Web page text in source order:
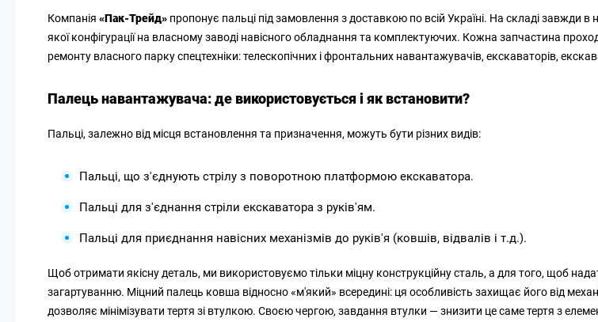
Компанія «Пак-Трейд» пропонує пальці під замовлення з доставкою по всій Україні. На складі завжди
якої конфігурації на власному заводі навісного обладнання та комплектуючих. Кожна запчастина
ремонту власного парку спецтехніки: телескопічних і фронтальних навантажувачів, екскаваторів,
Палець навантажувача: де використовується і як встановити?
Пальці, залежно від місця встановлення та призначення, можуть бути різних видів:
Пальці, що з'єднують стрілу з поворотною платформою екскаватора.
Пальці для з'єднання стріли екскаватора з руків'ям.
Пальці для приєднання навісних механізмів до руків'я (ковшів, відвалів і т.д.).
Щоб отримати якісну деталь, ми використовуємо тільки міцну конструкційну сталь, а для того, щоб
загартуванню. Міцний палець ковша відносно «м'який» всередині: ця особливість захищає його від
дозволяє мінімізувати тертя зі втулкою. Своєю чергою, завдання втулки — знизити це саме тертя з